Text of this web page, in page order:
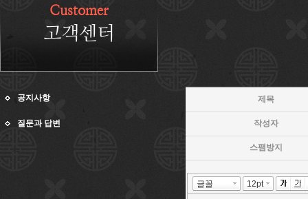
Customer
고객센터
공지사항
질문과 답변
제목
작성자
스팸방지